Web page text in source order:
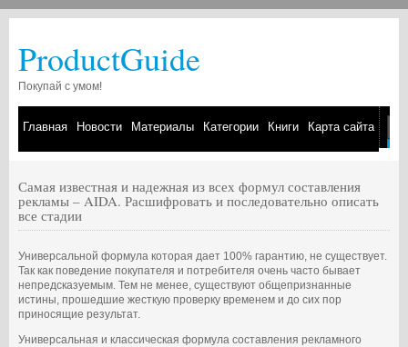
ProductGuide
Покупай с умом!
Главная Новости Материалы Категории Книги Карта сайта
Самая известная и надежная из всех формул составления
рекламы – AIDA. Расшифровать и последовательно описать
все стадии
Универсальной формула которая дает 100% гарантию, не существует.
Так как поведение покупателя и потребителя очень часто бывает
непредсказуемым. Тем не менее, существуют общепризнанные
истины, прошедшие жесткую проверку временем и до сих пор
приносящие результат.
Универсальная и классическая формула составления рекламного